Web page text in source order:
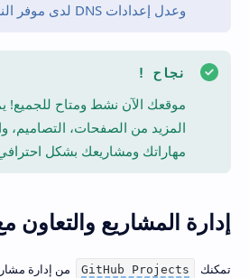
وعدل إعدادات DNS لدى موفر النطاق.
نجاح !
موقعك الآن نشط ومتاح للجميع!
المزيد من الصفحات، التصاميم،
مهاراتك ومشاريعك بشكل
إدارة المشاريع والتعاون
تمكنك GitHub Projects من إدارة